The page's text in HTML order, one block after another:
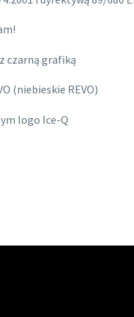
czarną grafiką
(niebieskie REVO)
logo Ice-Q